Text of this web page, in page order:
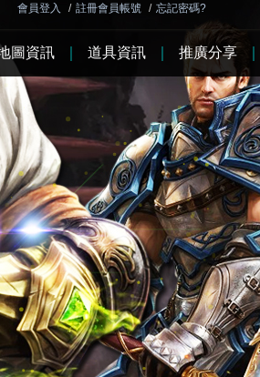
會員登入 / 註冊會員帳號 / 忘記密碼?